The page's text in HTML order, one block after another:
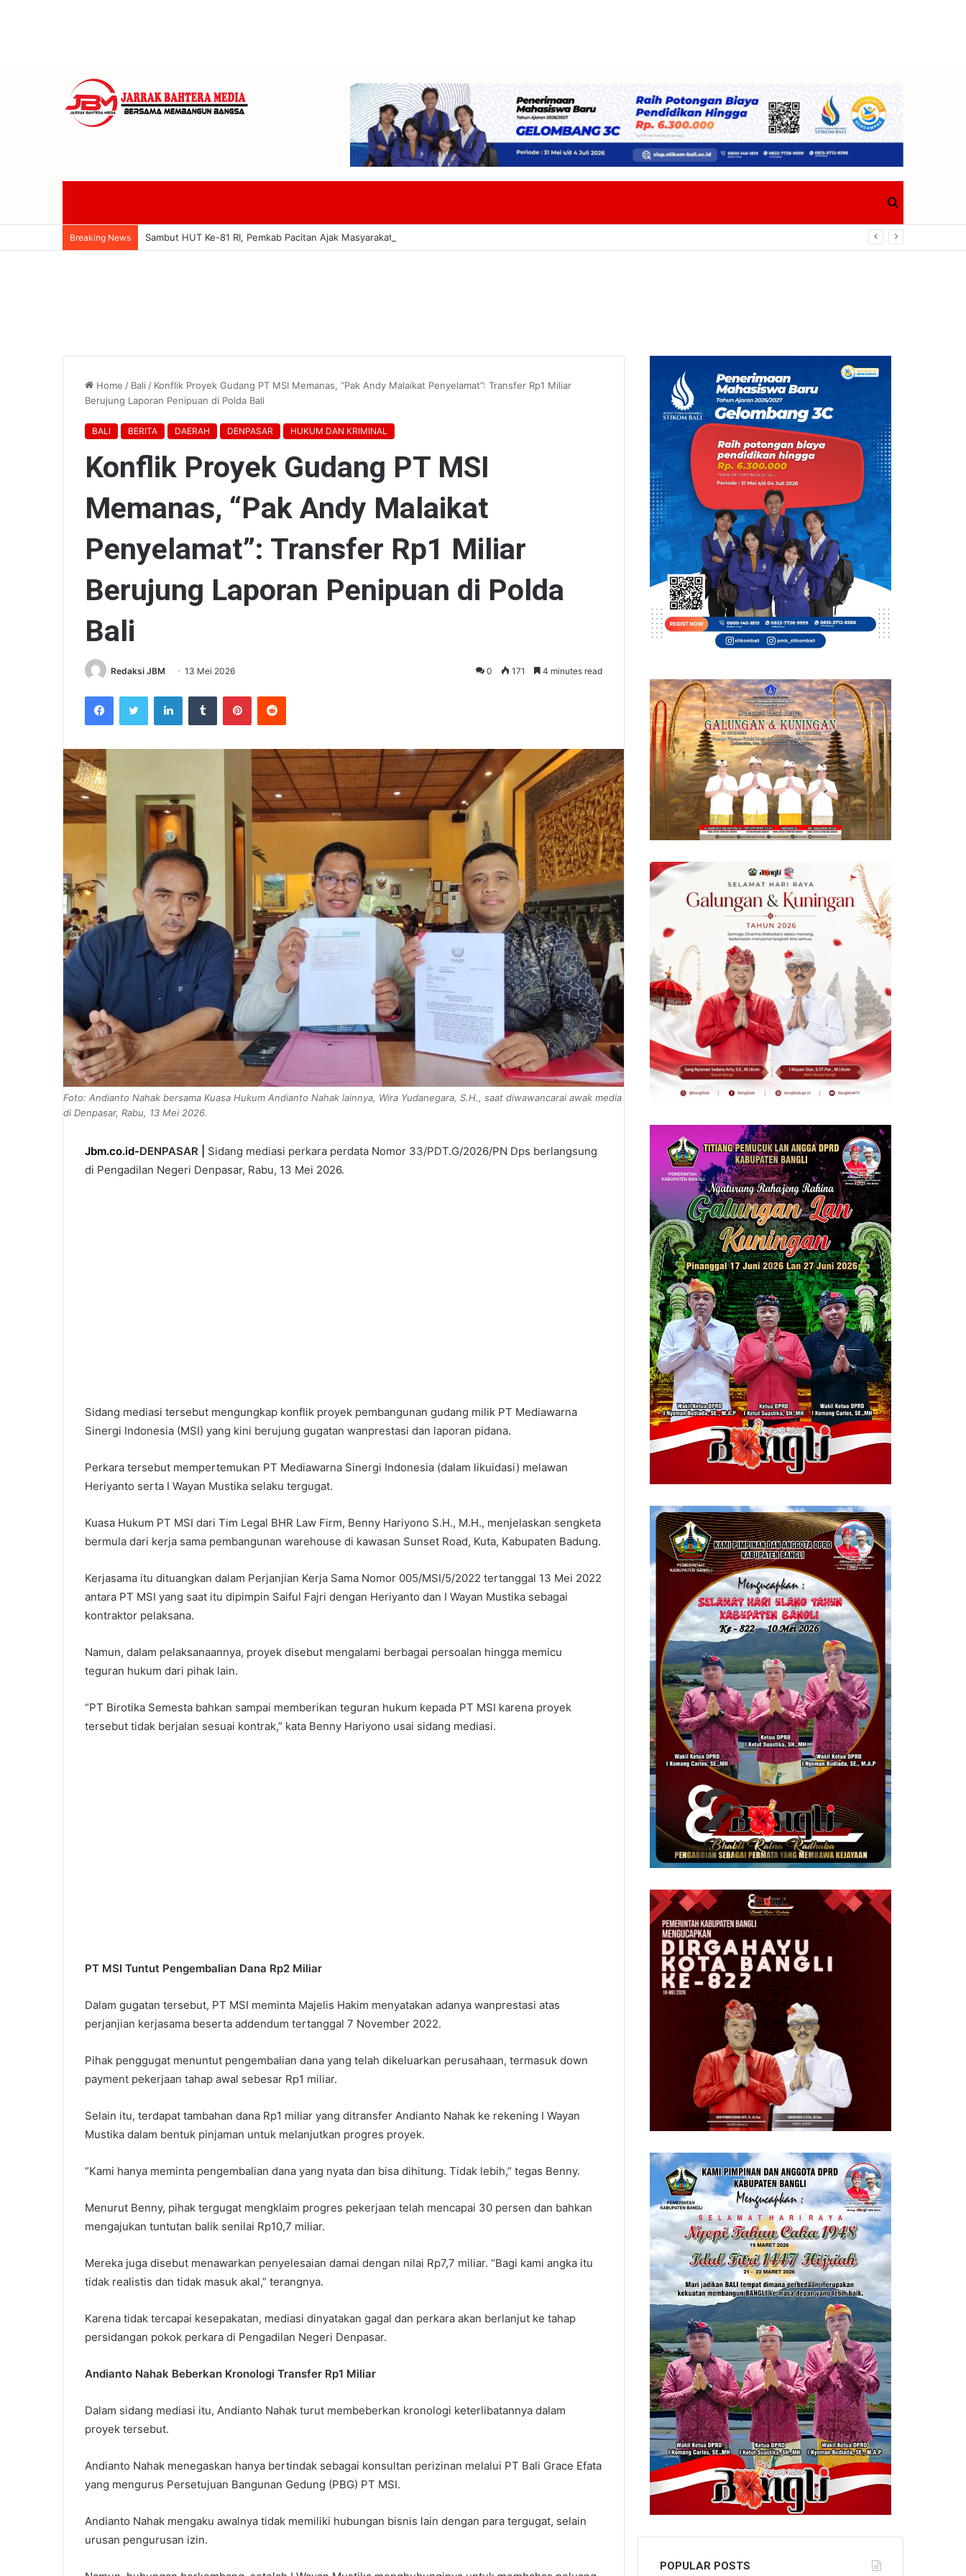
for
Breaking News Sambut HUT Ke-81 RI, Pemkab Pacitan Ajak Masyarakat Ikuti Gerakan Bersih Pacitanku Indonesia ASRI
Home / Bali / Konflik Proyek Gudang PT MSI Memanas, “Pak Andy Malaikat Penyelamat”: Transfer Rp1 Miliar
Berujung Laporan Penipuan di Polda Bali
BALI BERITA DAERAH DENPASAR HUKUM DAN KRIMINAL
Konflik Proyek Gudang PT MSI
Memanas, “Pak Andy Malaikat
Penyelamat”: Transfer Rp1 Miliar
Berujung Laporan Penipuan di Polda
Bali
Redaksi JBM 13 Mei 2026 0 171 4 minutes read
Foto: Andianto Nahak bersama Kuasa Hukum Andianto Nahak lainnya, Wira Yudanegara, S.H., saat diwawancarai awak media
di Denpasar, Rabu, 13 Mei 2026.
Jbm.co.id-DENPASAR |
Sidang mediasi perkara perdata Nomor 33/PDT.G/2026/PN Dps berlangsung
di Pengadilan Negeri Denpasar, Rabu, 13 Mei 2026.
Sidang mediasi tersebut mengungkap konflik proyek pembangunan gudang milik PT Mediawarna
Sinergi Indonesia (MSI) yang kini berujung gugatan wanprestasi dan laporan pidana.
Perkara tersebut mempertemukan PT Mediawarna Sinergi Indonesia (dalam likuidasi) melawan
Heriyanto serta I Wayan Mustika selaku tergugat.
Kuasa Hukum PT MSI dari Tim Legal BHR Law Firm, Benny Hariyono S.H., M.H., menjelaskan sengketa
bermula dari kerja sama pembangunan warehouse di kawasan Sunset Road, Kuta, Kabupaten Badung.
Kerjasama itu dituangkan dalam Perjanjian Kerja Sama Nomor 005/MSI/5/2022 tertanggal 13 Mei 2022
antara PT MSI yang saat itu dipimpin Saiful Fajri dengan Heriyanto dan I Wayan Mustika sebagai
kontraktor pelaksana.
Namun, dalam pelaksanaannya, proyek disebut mengalami berbagai persoalan hingga memicu
teguran hukum dari pihak lain.
“PT Birotika Semesta bahkan sampai memberikan teguran hukum kepada PT MSI karena proyek
tersebut tidak berjalan sesuai kontrak,” kata Benny Hariyono usai sidang mediasi.
PT MSI Tuntut Pengembalian Dana Rp2 Miliar
Dalam gugatan tersebut, PT MSI meminta Majelis Hakim menyatakan adanya wanprestasi atas
perjanjian kerjasama beserta addendum tertanggal 7 November 2022.
Pihak penggugat menuntut pengembalian dana yang telah dikeluarkan perusahaan, termasuk down
payment pekerjaan tahap awal sebesar Rp1 miliar.
Selain itu, terdapat tambahan dana Rp1 miliar yang ditransfer Andianto Nahak ke rekening I Wayan
Mustika dalam bentuk pinjaman untuk melanjutkan progres proyek.
“Kami hanya meminta pengembalian dana yang nyata dan bisa dihitung. Tidak lebih,” tegas Benny.
Menurut Benny, pihak tergugat mengklaim progres pekerjaan telah mencapai 30 persen dan bahkan
mengajukan tuntutan balik senilai Rp10,7 miliar.
Mereka juga disebut menawarkan penyelesaian damai dengan nilai Rp7,7 miliar. “Bagi kami angka itu
tidak realistis dan tidak masuk akal,” terangnya.
Karena tidak tercapai kesepakatan, mediasi dinyatakan gagal dan perkara akan berlanjut ke tahap
persidangan pokok perkara di Pengadilan Negeri Denpasar.
Andianto Nahak Beberkan Kronologi Transfer Rp1 Miliar
Dalam sidang mediasi itu, Andianto Nahak turut membeberkan kronologi keterlibatannya dalam
proyek tersebut.
Andianto Nahak menegaskan hanya bertindak sebagai konsultan perizinan melalui PT Bali Grace Efata
yang mengurus Persetujuan Bangunan Gedung (PBG) PT MSI.
Andianto Nahak mengaku awalnya tidak memiliki hubungan bisnis lain dengan para tergugat, selain
urusan pengurusan izin.
POPULAR POSTS